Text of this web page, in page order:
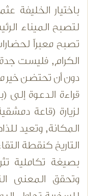
باختيار الخليفة
لتصبح الميناء
تصبح معبراً
الكرام, فليست
دون أن تحتضن خير
قراءة الدعوة إلى
لزيارة (قاعة
المكانة, وتعيد
التاريخ كنقطة
بصيغة تكاملية
وتحقق المعنى